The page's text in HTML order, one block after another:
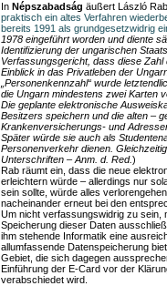
In Népszabadság äußert László
praktisch ein altes Verfahren
bereits 1991 als grundgesetzwidrig
1978 eingeführt worden und diente
Identifizierung der ungarischen
Verfassungsgericht, dass diese
Einblick in das Privatleben der
„Personenkennzahl“ wurde
die Ungarn mindestens zwei Karten
Die geplante elektronische
Besitzers speichern und die alten –
Krankenversicherungs- und
Später würde sie auch als
Personenverkehr dienen.
Unterschriften – Anm. d. Red.)
Rab räumt ein, dass die neue
erleichtern würde – allerdings nur
sein sollte, würde alles
nacheinander erneut bei den
Um nicht verfassungswidrig zu sein,
Speicherung dieser Daten
ihm stehende Informatik eine
allumfassende Datenspeicherung
Gebiet, die sich dagegen
Einführung der E-Card vor der
verabschiedet wird.